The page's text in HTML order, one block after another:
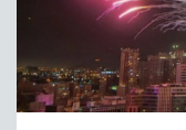
PROGRAMAS
TELESERIES